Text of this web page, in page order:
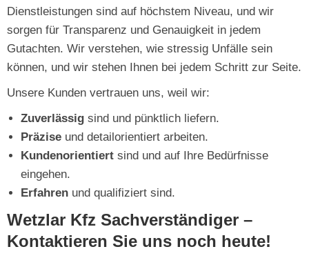
Dienstleistungen sind auf höchstem Niveau, und wir
sorgen für Transparenz und Genauigkeit in jedem
Gutachten. Wir verstehen, wie stressig Unfälle sein
können, und wir stehen Ihnen bei jedem Schritt zur Seite.
Unsere Kunden vertrauen uns, weil wir:
Zuverlässig sind und pünktlich liefern.
Präzise und detailorientiert arbeiten.
Kundenorientiert sind und auf Ihre Bedürfnisse
eingehen.
Erfahren und qualifiziert sind.
Wetzlar Kfz Sachverständiger –
Kontaktieren Sie uns noch heute!